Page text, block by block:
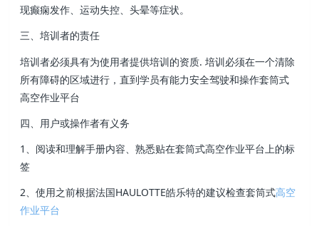
现癫痫发作、运动失控、头晕等症状。
三、培训者的责任
培训者必须具有为使用者提供培训的资质. 培训必须在一个清除
所有障碍的区域进行，直到学员有能力安全驾驶和操作套筒式
高空作业平台
四、用户或操作者有义务
1、阅读和理解手册内容、熟悉贴在套筒式高空作业平台上的标
签
2、使用之前根据法国HAULOTTE皓乐特的建议检查套筒式高空
作业平台